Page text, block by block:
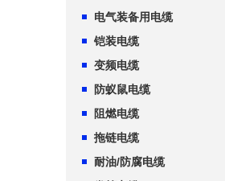
电气装备用电缆
铠装电缆
变频电缆
防蚁鼠电缆
阻燃电缆
拖链电缆
耐油/防腐电缆